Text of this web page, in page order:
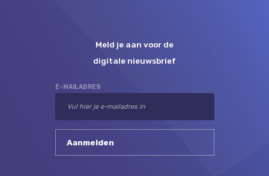
Meld je aan voor de
digitale nieuwsbrief
E-MAILADRES